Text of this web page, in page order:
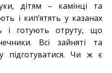
дітям – камінці та
і кип’ятять у казанах
і готують отруту, що
Всі зайняті та
підготуватися. Чи ж є